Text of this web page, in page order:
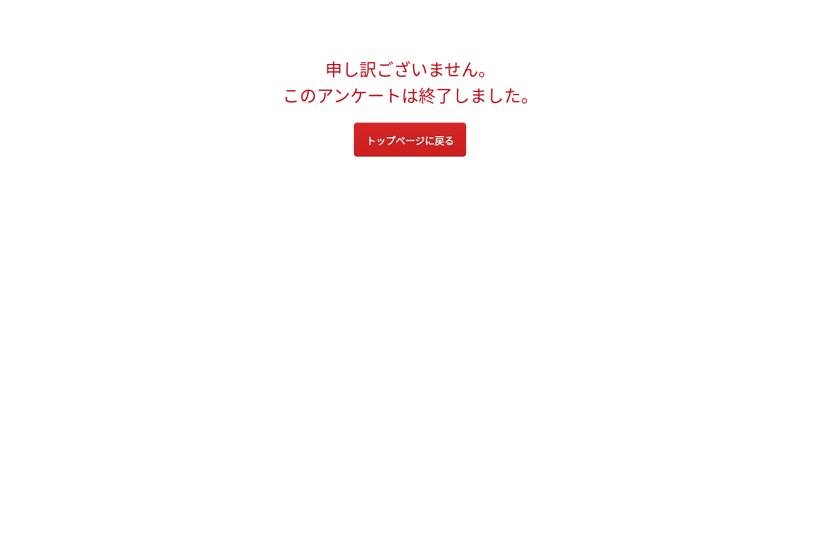
申し訳ございません。
このアンケートは終了しました。
トップページに戻る